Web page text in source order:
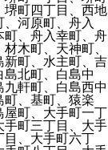
堺町四丁目、西地
河原町、舟入
町、舟入幸町、舟
木町、天神町、
新町、水主町、吉
北町、白島中
軒町、白島西中
町、基町、猿楽
屋町、大手町一丁
手町三丁目、大手
目、大手町六丁